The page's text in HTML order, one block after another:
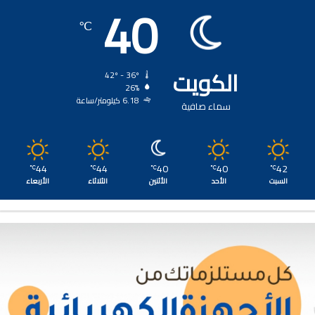
الكويت
سماء صافية
40
℃
26%
6.18 كيلومتر/ساعة
42
℃
السبت
40
℃
الأحد
40
℃
الأثنين
44
℃
الثلاثاء
44
℃
الأربعاء